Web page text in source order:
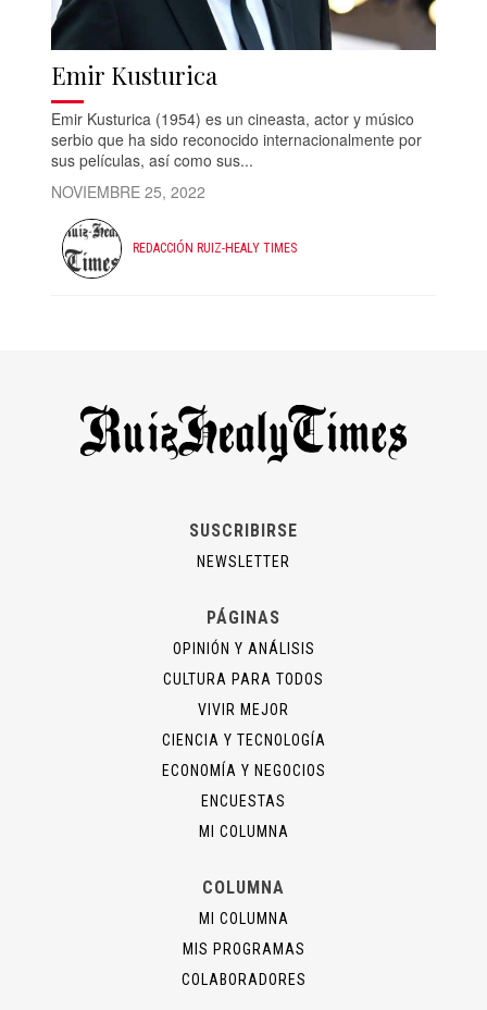
Emir Kusturica
Emir Kusturica (1954) es un cineasta, actor y músico
serbio que ha sido reconocido internacionalmente por
sus películas, así como sus...
NOVIEMBRE 25, 2022
REDACCIÓN RUIZ-HEALY TIMES
SUSCRIBIRSE
NEWSLETTER
PÁGINAS
OPINIÓN Y ANÁLISIS
CULTURA PARA TODOS
VIVIR MEJOR
CIENCIA Y TECNOLOGÍA
ECONOMÍA Y NEGOCIOS
ENCUESTAS
MI COLUMNA
COLUMNA
MI COLUMNA
MIS PROGRAMAS
COLABORADORES